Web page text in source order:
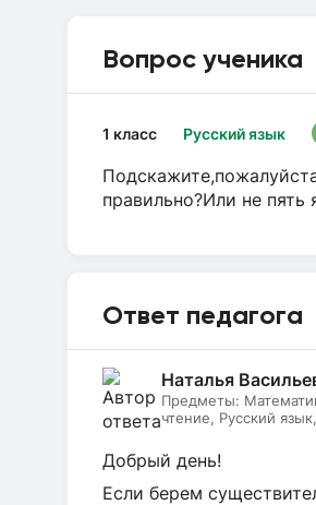
Вопрос ученика
Русский язык
1 класс
правильно?Или не
Ответ педагога
Наталья
Предметы:
чтение, Русский
Добрый день!
Если берем